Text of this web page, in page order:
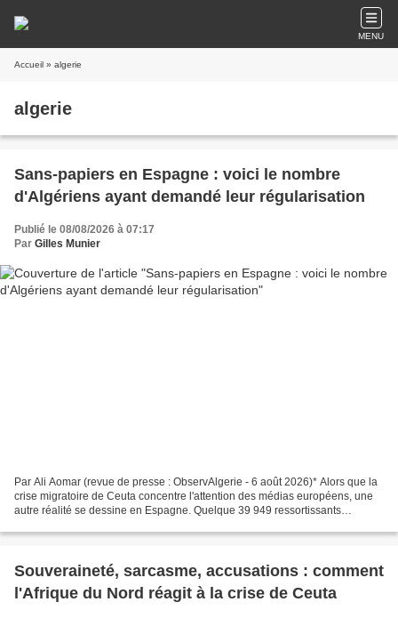
MENU
Accueil » algerie
algerie
Sans-papiers en Espagne : voici le nombre
d'Algériens ayant demandé leur régularisation
Publié le 08/08/2026 à 07:17
Par Gilles Munier
Par Ali Aomar (revue de presse : ObservAlgerie - 6 août 2026)* Alors que la
crise migratoire de Ceuta concentre l'attention des médias européens, une
autre réalité se dessine en Espagne. Quelque 39 949 ressortissants
Souveraineté, sarcasme, accusations : comment
l'Afrique du Nord réagit à la crise de Ceuta